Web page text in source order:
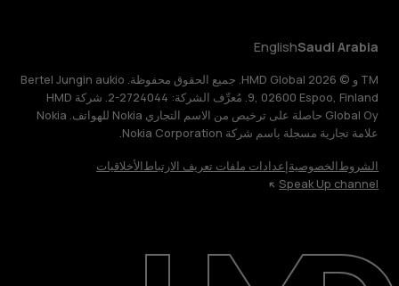
حول
Saudi Arabia
English
TM و © 2026 HMD Global. جميع الحقوق محفوظة. Bertel Jungin aukio
9, 02600 Espoo, Finland. مُعرِّف الشركة: 2724044-2. شركة HMD
Global Oy حاصلة على ترخيص من الاسم التجاري Nokia للهواتف. Nokia
علامة تجارية مسجلة باسم شركة Nokia Corporation.
الشروطالخصوصيةإعدادات ملفات تعريف الارتباطالأخلاقيات
Speak Up channel